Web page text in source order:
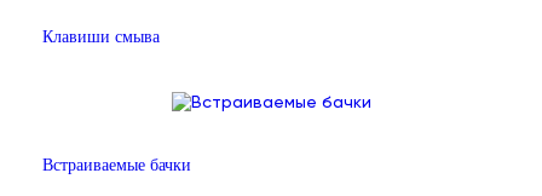
Клавиши смыва
Встраиваемые бачки